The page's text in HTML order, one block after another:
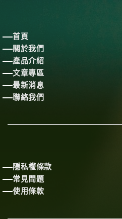
首頁
關於我們
產品介紹
文章專區
最新消息
聯絡我們
隱私權條款
常見問題
使用條款